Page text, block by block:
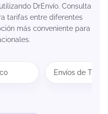
DrEnvío. Consulta
tarifas entre diferentes
más conveniente para
Envíos de